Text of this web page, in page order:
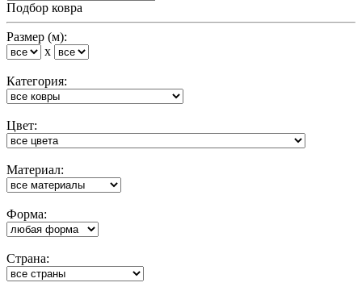
Подбор ковра
Размер (м):
x
Категория:
Цвет:
Материал:
Форма:
Cтрана: